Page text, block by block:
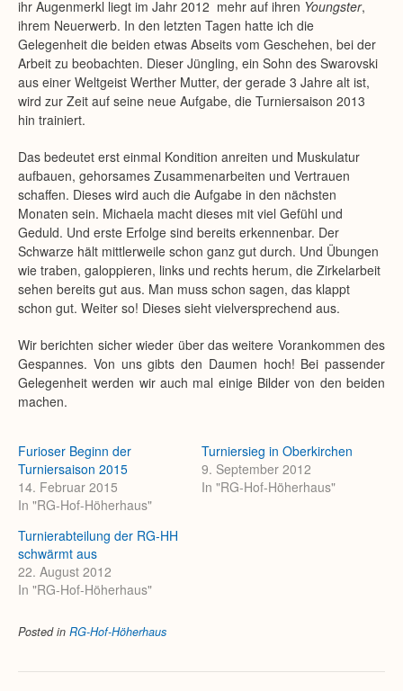
ihr Augenmerkl liegt im Jahr 2012 mehr auf ihren Youngster,
ihrem Neuerwerb. In den letzten Tagen hatte ich die
Gelegenheit die beiden etwas Abseits vom Geschehen, bei der
Arbeit zu beobachten. Dieser Jüngling, ein Sohn des Swarovski
aus einer Weltgeist Werther Mutter, der gerade 3 Jahre alt ist,
wird zur Zeit auf seine neue Aufgabe, die Turniersaison 2013
hin trainiert.
Das bedeutet erst einmal Kondition anreiten und Muskulatur
aufbauen, gehorsames Zusammenarbeiten und Vertrauen
schaffen. Dieses wird auch die Aufgabe in den nächsten
Monaten sein. Michaela macht dieses mit viel Gefühl und
Geduld. Und erste Erfolge sind bereits erkennenbar. Der
Schwarze hält mittlerweile schon ganz gut durch. Und Übungen
wie traben, galoppieren, links und rechts herum, die Zirkelarbeit
sehen bereits gut aus. Man muss schon sagen, das klappt
schon gut. Weiter so! Dieses sieht vielversprechend aus.
Wir berichten sicher wieder über das weitere Vorankommen des
Gespannes. Von uns gibts den Daumen hoch! Bei passender
Gelegenheit werden wir auch mal einige Bilder von den beiden
machen.
Furioser Beginn der
Turniersaison 2015
14. Februar 2015
In "RG-Hof-Höherhaus"
Turniersieg in Oberkirchen
9. September 2012
In "RG-Hof-Höherhaus"
Turnierabteilung der RG-HH
schwärmt aus
22. August 2012
In "RG-Hof-Höherhaus"
Posted in RG-Hof-Höherhaus